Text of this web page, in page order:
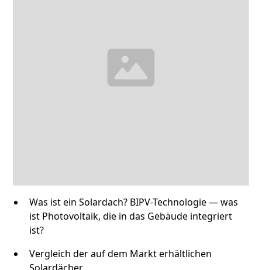
Was ist ein Solardach? BIPV-Technologie — was
ist Photovoltaik, die in das Gebäude integriert
ist?
Vergleich der auf dem Markt erhältlichen